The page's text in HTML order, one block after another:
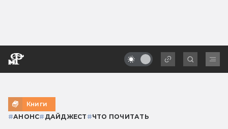
Книги
#АНОНС# ДАЙДЖЕСТ #ЧТО ПОЧИТАТЬ